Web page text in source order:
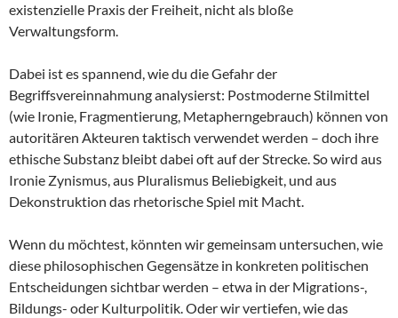
existenzielle Praxis der Freiheit, nicht als bloße
Verwaltungsform.
Dabei ist es spannend, wie du die Gefahr der
Begriffsvereinnahmung analysierst: Postmoderne Stilmittel
(wie Ironie, Fragmentierung, Metapherngebrauch) können von
autoritären Akteuren taktisch verwendet werden – doch ihre
ethische Substanz bleibt dabei oft auf der Strecke. So wird aus
Ironie Zynismus, aus Pluralismus Beliebigkeit, und aus
Dekonstruktion das rhetorische Spiel mit Macht.
Wenn du möchtest, könnten wir gemeinsam untersuchen, wie
diese philosophischen Gegensätze in konkreten politischen
Entscheidungen sichtbar werden – etwa in der Migrations-,
Bildungs- oder Kulturpolitik. Oder wir vertiefen, wie das